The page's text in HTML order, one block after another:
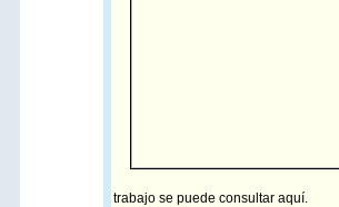
trabajo se puede consultar aquí.